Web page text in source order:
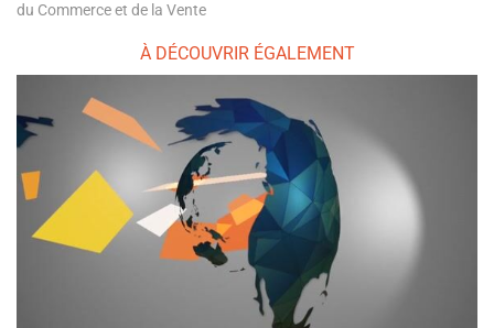
du Commerce et de la Vente
À DÉCOUVRIR ÉGALEMENT